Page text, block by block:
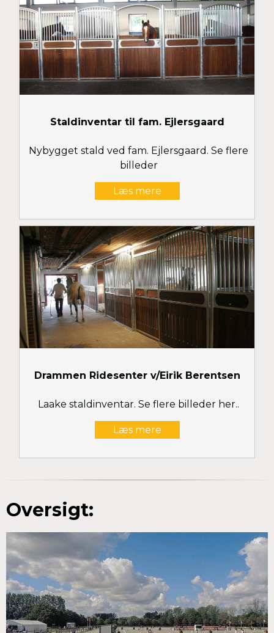
Staldinventar til fam. Ejlersgaard
Nybygget stald ved fam. Ejlersgaard. Se flere
billeder
Læs mere
Drammen Ridesenter v/Eirik Berentsen
Laake staldinventar. Se flere billeder her..
Læs mere
Oversigt: